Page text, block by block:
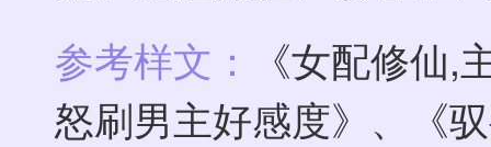
参考样文：
《女配修仙
怒刷男主好感度》、《